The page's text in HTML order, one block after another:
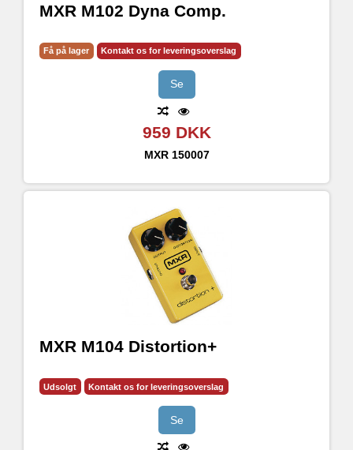
MXR M102 Dyna Comp.
Få på lager Kontakt os for leveringsoverslag
Se
959 DKK
MXR 150007
MXR M104 Distortion+
Udsolgt Kontakt os for leveringsoverslag
Se